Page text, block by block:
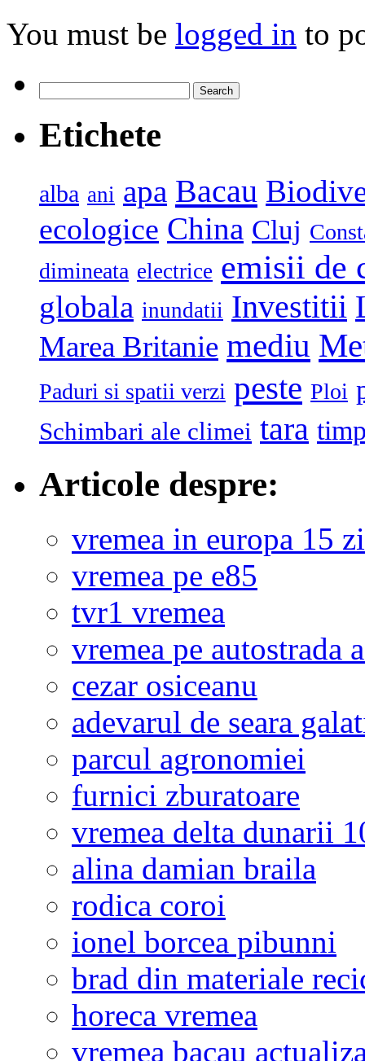
You must be logged in to
for:
Etichete
alba ani apa Bacau
ecologice China Cluj
dimineata electrice emisii de
globala inundatii Investitii
Marea Britanie mediu
Paduri si spatii verzi peste Ploi
Schimbari ale climei tara
Articole despre:
vremea in europa 15
vremea pe e85
tvr1 vremea
vremea pe autostrada
cezar osiceanu
adevarul de seara
parcul agronomiei
furnici zburatoare
vremea delta dunarii
alina damian braila
rodica coroi
ionel borcea pibunni
brad din materiale
horeca vremea
vremea bacau